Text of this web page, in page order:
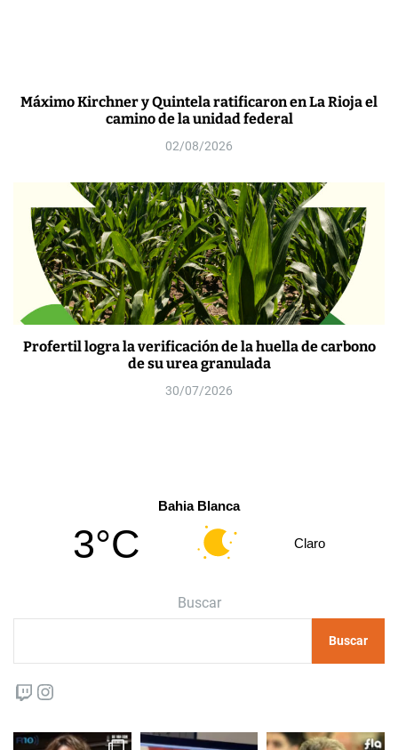
Máximo Kirchner y Quintela ratificaron en La Rioja el
camino de la unidad federal
02/08/2026
Profertil logra la verificación de la huella de carbono
de su urea granulada
30/07/2026
Bahia Blanca
3°C Claro
Buscar
Buscar
Twitch